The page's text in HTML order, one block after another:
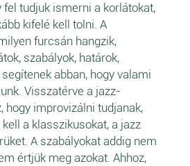
fel tudjuk ismerni a korlátokat,
kifelé kell tolni. A
furcsán hangzik,
szabályok, határok,
abban, hogy valami
Visszatérve a jazz-
hogy improvizálni tudjanak,
a klasszikusokat, a jazz
A szabályokat addig nem
értjük meg azokat. Ahhoz,